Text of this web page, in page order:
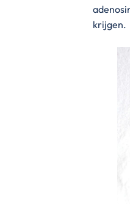
krijgen.